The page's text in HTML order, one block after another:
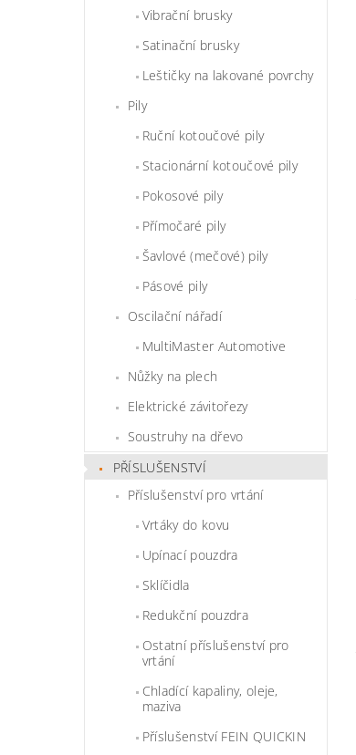
Vibrační brusky
Satinační brusky
Leštičky na lakované povrchy
Pily
Ruční kotoučové pily
Stacionární kotoučové pily
Pokosové pily
Přímočaré pily
Šavlové (mečové) pily
Pásové pily
Oscilační nářadí
MultiMaster Automotive
Nůžky na plech
Elektrické závitořezy
Soustruhy na dřevo
PŘÍSLUŠENSTVÍ
Příslušenství pro vrtání
Vrtáky do kovu
Upínací pouzdra
Sklíčidla
Redukční pouzdra
Ostatní příslušenství pro
vrtání
Chladící kapaliny, oleje,
maziva
Příslušenství FEIN QUICKIN